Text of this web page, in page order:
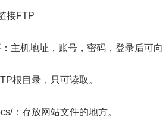
接FTP
主机地址，账号，密码，登录后可向
根目录，只可读取。
：存放网站文件的地方。